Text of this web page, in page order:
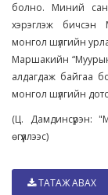
болно. Миний
хэрэглэж бичсэн
монгол шүлгийн
Маршакийн
алдагдаж байгаа
монгол шүлгийн
(Ц.
өгүүллээс)
ТАТАЖ АВАХ